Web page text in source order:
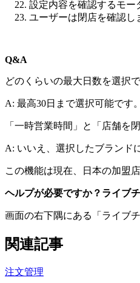
設定内容を確認するモー
ユーザーは閉店を確認し
Q&A
どのくらいの最大日数を選択
A: 最高30日まで選択可能です
「一時営業時間」と「店舗を
A: いいえ、選択したブランド
この機能は現在、日本の加盟
ヘルプが必要ですか？ライブ
画面の右下隅にある「ライブ
関連記事
注文管理